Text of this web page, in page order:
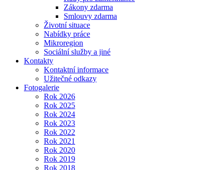
Zákony zdarma
Smlouvy zdarma
Životní situace
Nabídky práce
Mikroregion
Sociální služby a jiné
Kontakty
Kontaktní informace
Užitečné odkazy
Fotogalerie
Rok 2026
Rok 2025
Rok 2024
Rok 2023
Rok 2022
Rok 2021
Rok 2020
Rok 2019
Rok 2018